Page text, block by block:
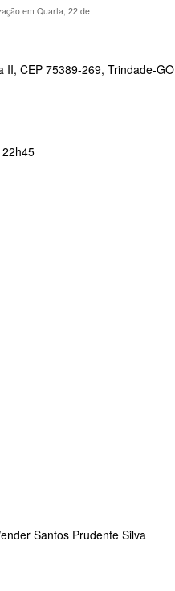
em Quarta, 22 de
II, CEP 75389-269, Trindade-GO
Santos Prudente Silva